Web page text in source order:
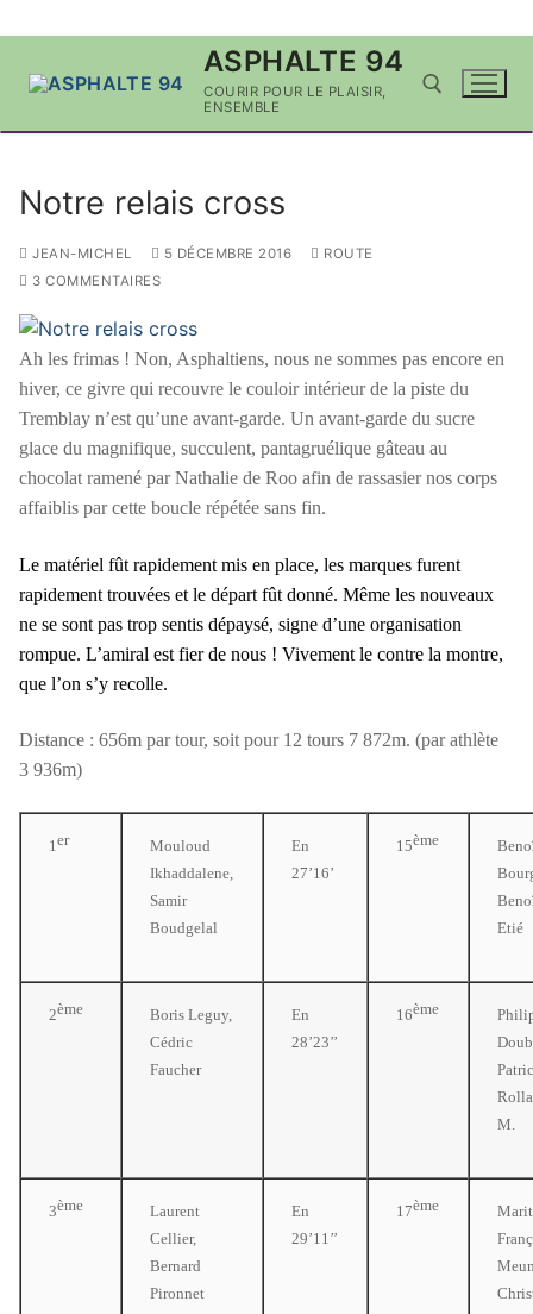
ASPHALTE 94
COURIR POUR LE PLAISIR,
ENSEMBLE
Notre relais cross
JEAN-MICHEL 5 DÉCEMBRE 2016
ROUTE
3 COMMENTAIRES
Ah les frimas ! Non, Asphaltiens, nous ne sommes pas encore en
hiver, ce givre qui recouvre le couloir intérieur de la piste du
Tremblay n’est qu’une avant-garde. Un avant-garde du sucre
glace du magnifique, succulent, pantagruélique gâteau au
chocolat ramené par Nathalie de Roo afin de rassasier nos corps
affaiblis par cette boucle répétée sans fin.
Le matériel fût rapidement mis en place, les marques furent
rapidement trouvées et le départ fût donné. Même les nouveaux
ne se sont pas trop sentis dépaysé, signe d’une organisation
rompue. L’amiral est fier de nous ! Vivement le contre la montre,
que l’on s’y recolle.
Distance : 656m par tour, soit pour 12 tours 7 872m. (par athlète
3 936m)
1er
Mouloud
Ikhaddalene,
Samir
Boudgelal
En
27’16’
15ème
Etié
2ème
Boris Leguy,
Cédric
Faucher
En
28’23’’
16ème
M.
3ème
Laurent
Cellier,
Bernard
Pironnet
En
29’11’’
17ème